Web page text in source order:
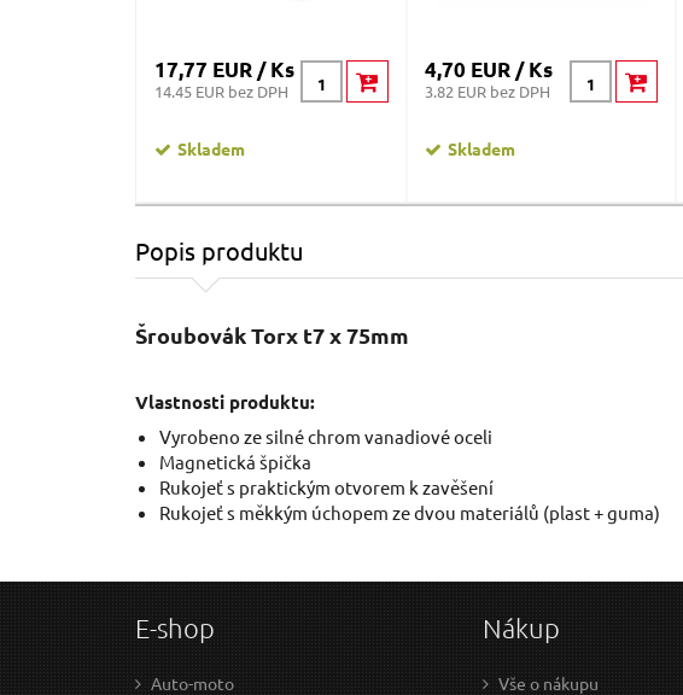
17,77 EUR / Ks
14.45 EUR bez DPH
Skladem
4,70 EUR / Ks
3.82 EUR bez DPH
Skladem
Popis produktu
Šroubovák Torx t7 x 75mm
Vlastnosti produktu:
Vyrobeno ze silné chrom vanadiové oceli
Magnetická špička
Rukojeť s praktickým otvorem k zavěšení
Rukojeť s měkkým úchopem ze dvou materiálů (plast + guma)
E-shop
Auto-moto
Nákup
Vše o nákupu